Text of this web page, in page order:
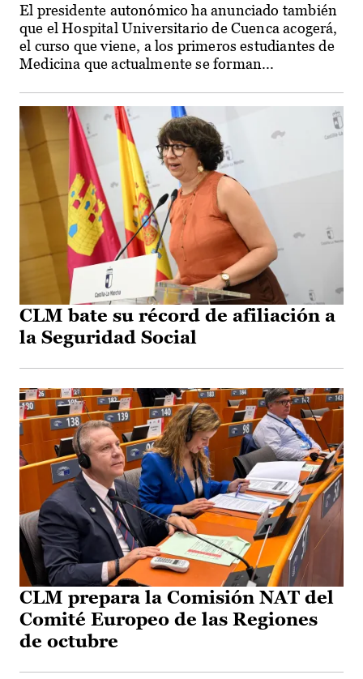
El presidente autonómico ha anunciado también
que el Hospital Universitario de Cuenca acogerá,
el curso que viene, a los primeros estudiantes de
Medicina que actualmente se forman...
CLM bate su récord de afiliación a
la Seguridad Social
CLM prepara la Comisión NAT del
Comité Europeo de las Regiones
de octubre